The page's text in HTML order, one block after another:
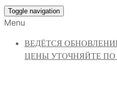
Toggle navigation
Menu
ВЕДЁТСЯ
ЦЕНЫ УТОЧНЯЙТЕ ПО